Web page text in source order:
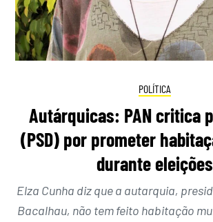
POLÍTICA
Autárquicas: PAN critica
(PSD) por prometer
durante eleições
Elza Cunha diz que a autarquia,
Bacalhau, não tem feito habitação